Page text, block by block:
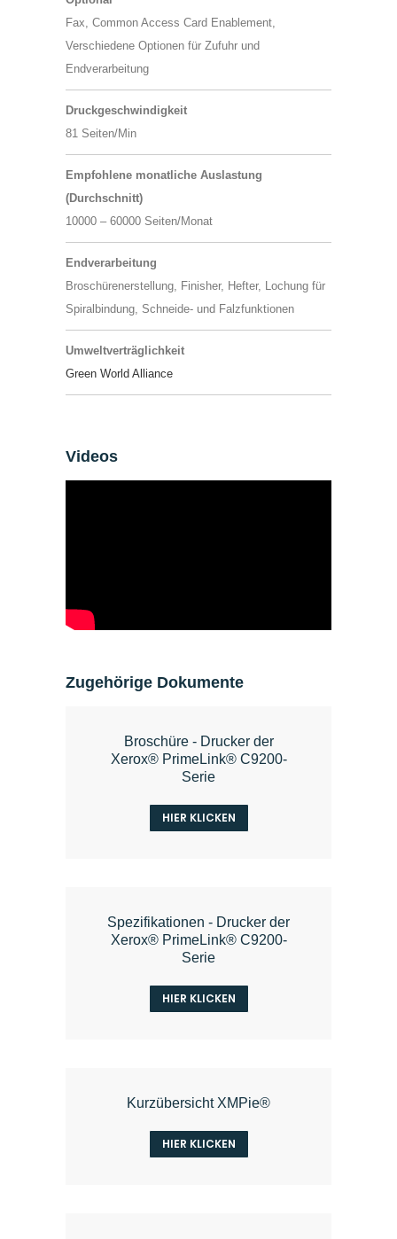
Fax, Common Access Card Enablement,
Verschiedene Optionen für Zufuhr und
Endverarbeitung
Druckgeschwindigkeit
81 Seiten/Min
Empfohlene monatliche Auslastung
(Durchschnitt)
10000 – 60000 Seiten/Monat
Endverarbeitung
Broschürenerstellung, Finisher, Hefter, Lochung für
Spiralbindung, Schneide- und Falzfunktionen
Umweltverträglichkeit
Green World Alliance
Videos
Zugehörige Dokumente
Broschüre - Drucker der
Xerox® PrimeLink® C9200-
Serie
HIER KLICKEN
Spezifikationen - Drucker der
Xerox® PrimeLink® C9200-
Serie
HIER KLICKEN
Kurzübersicht XMPie®
HIER KLICKEN